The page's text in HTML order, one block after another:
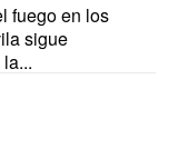
fuego en los
sigue